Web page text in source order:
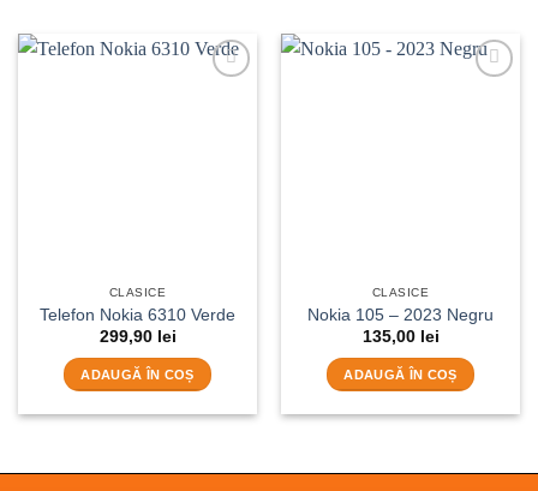
CLASICE
Telefon Nokia 6310 Verde
299,90 lei
ADAUGĂ ÎN COȘ
CLASICE
Nokia 105 – 2023 Negru
135,00 lei
ADAUGĂ ÎN COȘ